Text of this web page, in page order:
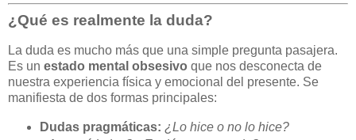
¿Qué es realmente la duda?
La duda es mucho más que una simple pregunta pasajera.
Es un estado mental obsesivo que nos desconecta de
nuestra experiencia física y emocional del presente. Se
manifiesta de dos formas principales:
Dudas pragmáticas: ¿Lo hice o no lo hice?